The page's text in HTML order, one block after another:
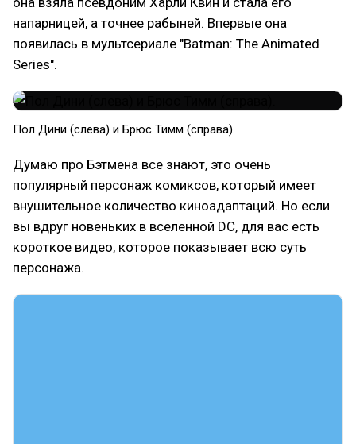
напарницей, а точнее рабыней. Впервые она
появилась в мультсериале "Batman: The Animated
Series".
Пол Дини (слева) и Брюс Тимм (справа).
Думаю про Бэтмена все знают, это очень
популярный персонаж комиксов, который имеет
внушительное количество киноадаптаций. Но если
вы вдруг новеньких в вселенной DC, для вас есть
короткое видео, которое показывает всю суть
персонажа.